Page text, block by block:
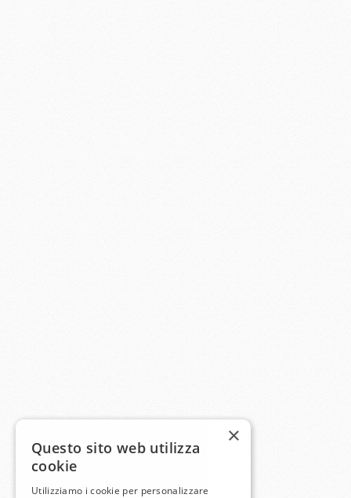
×
Questo sito web utilizza
cookie
Utilizziamo i cookie per personalizzare